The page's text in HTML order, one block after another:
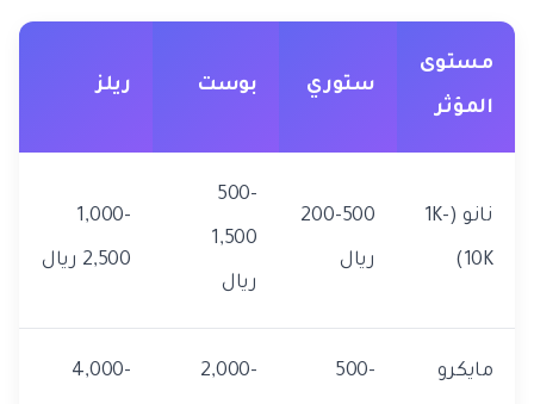
مستوى
المؤثر
ستوري بوست ريلز
نانو (1K-
10K)
200-500
ريال
500-
1,500
ريال
1,000-
2,500 ريال
مايكرو 500-
2,000-
4,000-